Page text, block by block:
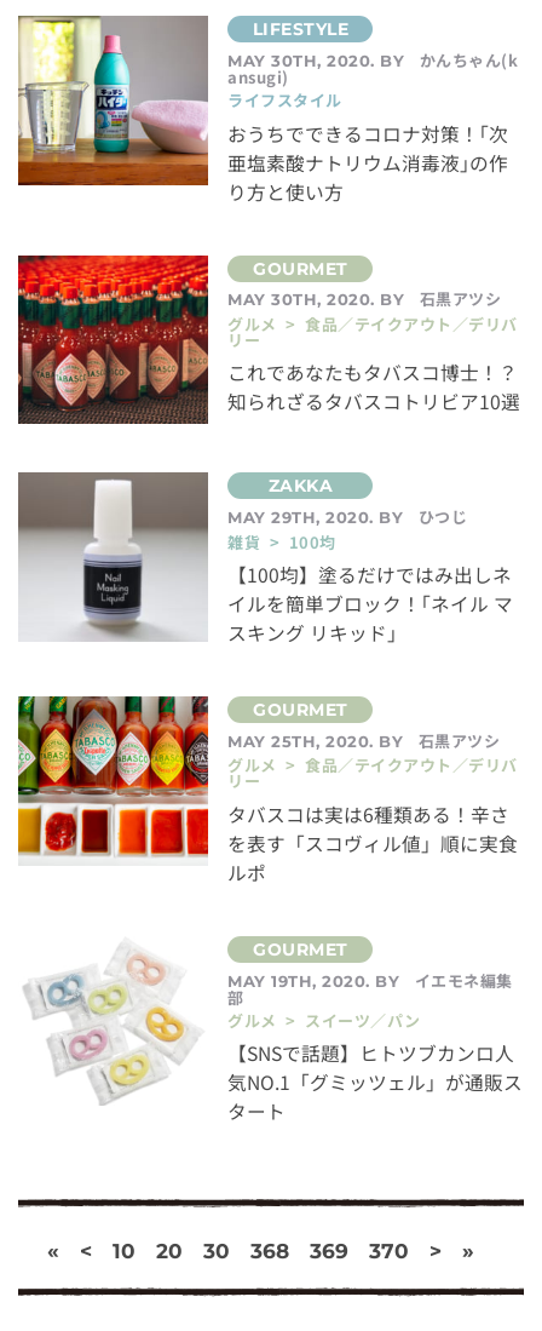
MAY 30TH, 2020. BY かんちゃん(k
ansugi)
ライフスタイル
おうちでできるコロナ対策！｢次
亜塩素酸ナトリウム消毒液｣の作
り方と使い方
MAY 30TH, 2020. BY
石黒アツシ
グルメ > 食品／テイクアウト／デリバ
リー
これであなたもタバスコ博士！？
知られざるタバスコトリビア10選
MAY 29TH, 2020. BY
ひつじ
雑貨 > 100均
【100均】塗るだけではみ出しネ
イルを簡単ブロック！｢ネイル マ
スキング リキッド｣
MAY 25TH, 2020. BY
石黒アツシ
グルメ > 食品／テイクアウト／デリバ
リー
タバスコは実は6種類ある！辛さ
を表す「スコヴィル値」順に実食
ルポ
MAY 19TH, 2020. BY イエモネ編集
部
グルメ > スイーツ／パン
【SNSで話題】ヒトツブカンロ人
気NO.1「グミッツェル」が通販ス
タート
« < 10 20 30 368 369 370 > »